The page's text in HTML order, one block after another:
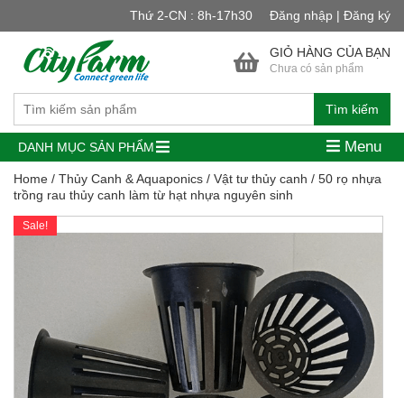
Thứ 2-CN : 8h-17h30 Đăng nhập | Đăng ký
Tìm kiếm
GIỎ HÀNG CỦA BẠN
Chưa có sản phẩm
DANH MỤC SẢN PHẨM Menu
Home / Thủy Canh & Aquaponics / Vật tư thủy canh / 50 rọ nhựa
trồng rau thủy canh làm từ hạt nhựa nguyên sinh
Sale!